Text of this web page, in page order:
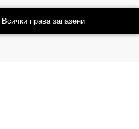
права запазени